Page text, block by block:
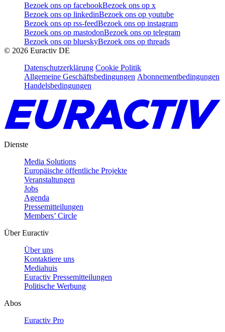
Bezoek ons op facebookBezoek ons op x
Bezoek ons op linkedinBezoek ons op youtube
Bezoek ons op rss-feedBezoek ons op instagram
Bezoek ons op mastodonBezoek ons op telegram
Bezoek ons op blueskyBezoek ons op threads
© 2026 Euractiv DE
Datenschutzerklärung Cookie Politik
Allgemeine Geschäftsbedingungen Abonnementbedingungen
Handelsbedingungen
Dienste
Media Solutions
Europäische öffentliche Projekte
Veranstaltungen
Jobs
Agenda
Pressemitteilungen
Members’ Circle
Über Euractiv
Über uns
Kontaktiere uns
Mediahuis
Euractiv Pressemitteilungen
Politische Werbung
Abos
Euractiv Pro